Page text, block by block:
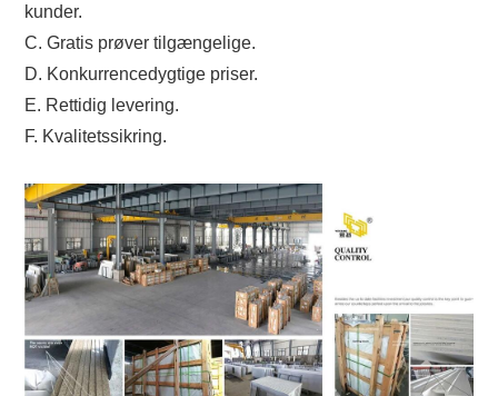
kunder.
C. Gratis prøver tilgængelige.
D. Konkurrencedygtige priser.
E. Rettidig levering.
F. Kvalitetssikring.